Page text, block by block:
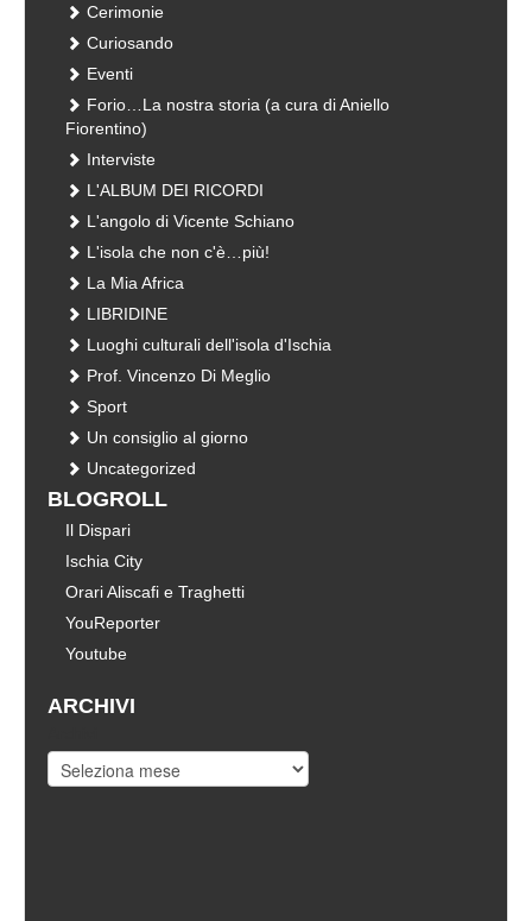
Cerimonie
Curiosando
Eventi
Forio…La nostra storia (a cura di Aniello
Fiorentino)
Interviste
L'ALBUM DEI RICORDI
L'angolo di Vicente Schiano
L'isola che non c'è…più!
La Mia Africa
LIBRIDINE
Luoghi culturali dell'isola d'Ischia
Prof. Vincenzo Di Meglio
Sport
Un consiglio al giorno
Uncategorized
BLOGROLL
Il Dispari
Ischia City
Orari Aliscafi e Traghetti
YouReporter
Youtube
ARCHIVI